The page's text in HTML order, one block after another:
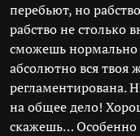
перебьют, но
рабство не столько
сможешь нормально
абсолютно вся твоя
регламентирована.
на общее дело!
скажешь… Особенно